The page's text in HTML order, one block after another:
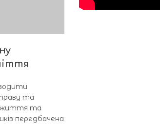
та
життя та
передбачена